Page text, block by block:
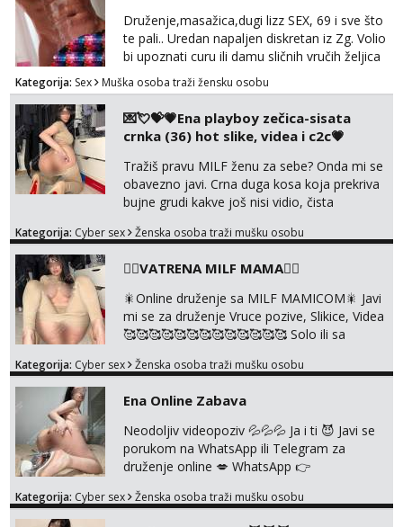
Druženje,masažica,dugi lizz SEX, 69 i sve što
te pali.. Uredan napaljen diskretan iz Zg. Volio
bi upoznati curu ili damu sličnih vručih željica
za zajedničko ugodno i strastveno druženje.
Prostor imam, diskr max. A i mobilan 🚗 sam.
Kategorija: Sex Muška osoba traži žensku osobu
💌💘💝💗Ena playboy zečica-sisata
crnka (36) hot slike, videa i c2c💗
Tražiš pravu MILF ženu za sebe? Onda mi se
obavezno javi. Crna duga kosa koja prekriva
bujne grudi kakve još nisi vidio, čista
pričam. Prave pune usne koje će ti se urezati
Uvijek sam spremna za ONLOINE zabavu.
Volim vruće u porukama uz pokoju fotku.
Radim slikice i videa po tvojoj želji te imam
raznih mater...
Kategorija: Cyber sex Ženska osoba traži mušku osobu
❤️‍🔥VATRENA MILF MAMA❤️‍🔥
🎇Online druženje sa MILF MAMICOM🎇 Javi
mi se za druženje Vruce pozive, Slikice, Videa
🥰🥰🥰🥰🥰🥰🥰🥰🥰🥰🥰🥰🥰 Solo ili sa
WhatsApp ili Telegram WhatsApp 👉
@enafriedrichkis 🤬NE RADIM SASTANKE I
DRUZENJA UZIVO🤬
Kategorija: Cyber sex Ženska osoba traži mušku osobu
Ena Online Zabava
Neodoljiv videopoziv 💦💦💦 Ja i ti 😈 Javi se
porukom na WhatsApp ili Telegram za
druženje online 💋 WhatsApp 👉
@enafriedrichkis NEE radimo sastnke uzivo
Kategorija: Cyber sex Ženska osoba traži mušku osobu